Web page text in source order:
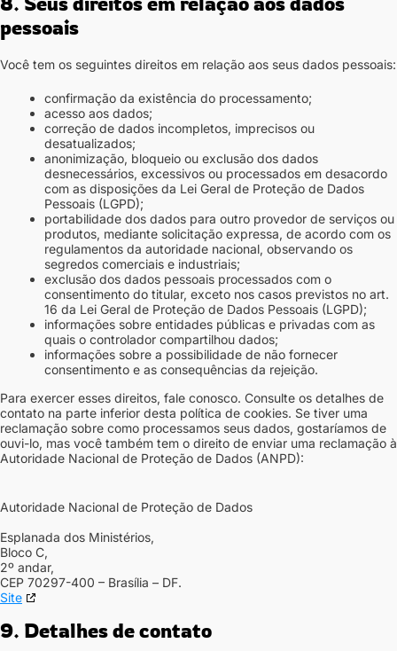
pessoais
Você tem os seguintes direitos em relação aos seus dados pessoais:
confirmação da existência do processamento;
acesso aos dados;
correção de dados incompletos, imprecisos ou
desatualizados;
anonimização, bloqueio ou exclusão dos dados
desnecessários, excessivos ou processados em desacordo
com as disposições da Lei Geral de Proteção de Dados
Pessoais (LGPD);
portabilidade dos dados para outro provedor de serviços ou
produtos, mediante solicitação expressa, de acordo com os
regulamentos da autoridade nacional, observando os
segredos comerciais e industriais;
exclusão dos dados pessoais processados com o
consentimento do titular, exceto nos casos previstos no art.
16 da Lei Geral de Proteção de Dados Pessoais (LGPD);
informações sobre entidades públicas e privadas com as
quais o controlador compartilhou dados;
informações sobre a possibilidade de não fornecer
consentimento e as consequências da rejeição.
Para exercer esses direitos, fale conosco. Consulte os detalhes de
contato na parte inferior desta política de cookies. Se tiver uma
reclamação sobre como processamos seus dados, gostaríamos de
ouvi-lo, mas você também tem o direito de enviar uma reclamação à
Autoridade Nacional de Proteção de Dados (ANPD):
Autoridade Nacional de Proteção de Dados
Esplanada dos Ministérios,
Bloco C,
2º andar,
CEP 70297-400 – Brasília – DF.
Site
9. Detalhes de contato